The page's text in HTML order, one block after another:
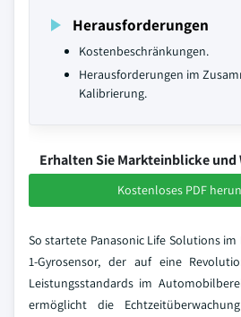
Herausforderungen
Kostenbeschränkungen.
Herausforderungen im
Kalibrierung.
Erhalten Sie Markteinblicke und
Kostenloses PDF
So startete Panasonic Life Solutions im
1-Gyrosensor, der auf eine
Leistungsstandards im
ermöglicht die